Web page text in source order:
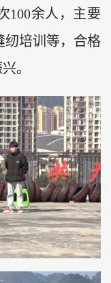
100余人，主要
纫培训等，合格
。